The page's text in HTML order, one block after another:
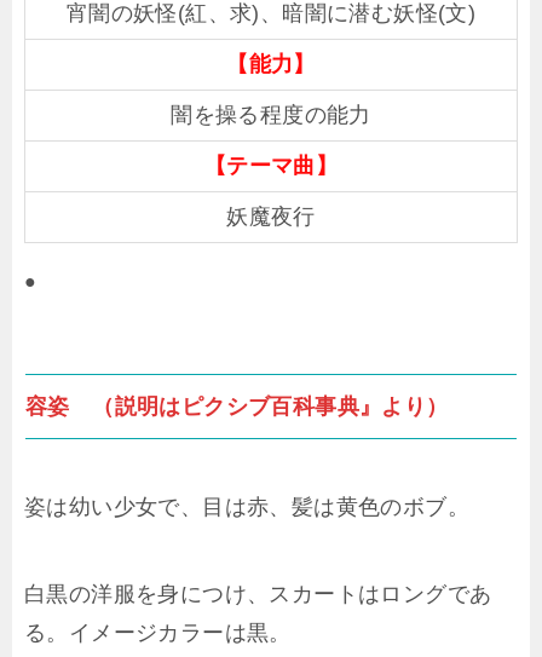
宵闇の妖怪(紅、求)、暗闇に潜む妖怪(文)
【能力】
闇を操る程度の能力
【テーマ曲】
妖魔夜行
●
容姿 （説明はピクシブ百科事典』より）
姿は幼い少女で、目は赤、髪は黄色のボブ。
白黒の洋服を身につけ、スカートはロングであ
る。イメージカラーは黒。